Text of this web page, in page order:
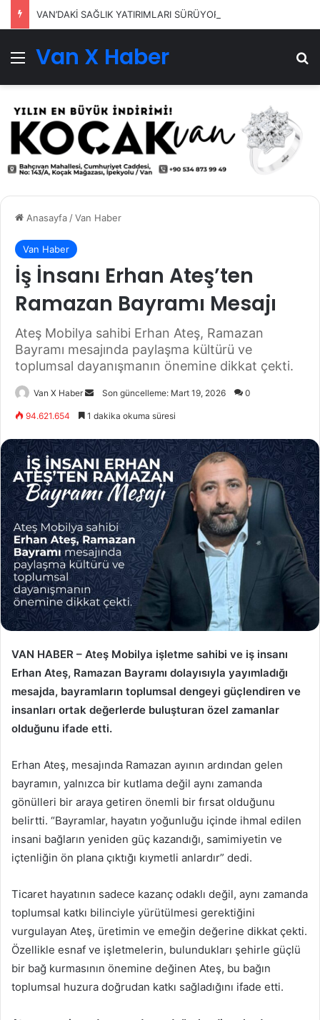
VAN’DAKİ SAĞLIK YATIRIMLARI SÜRÜYOR
Menü
Van X Haber
Anasayfa/Van Haber
Van Haber
İş İnsanı Erhan Ateş’ten
Ramazan Bayramı Mesajı
Ateş Mobilya sahibi Erhan Ateş, Ramazan
Bayramı mesajında paylaşma kültürü ve
toplumsal dayanışmanın önemine dikkat çekti.
Van X Haber
Bir
göndermek
Son güncelleme: Mart 19, 2026 0
94.621.654 1 dakika okuma süresi
VAN HABER – Ateş Mobilya işletme sahibi ve iş insanı
Erhan Ateş, Ramazan Bayramı dolayısıyla yayımladığı
mesajda, bayramların toplumsal dengeyi güçlendiren ve
insanları ortak değerlerde buluşturan özel zamanlar
olduğunu ifade etti.
Erhan Ateş, mesajında Ramazan ayının ardından gelen
bayramın, yalnızca bir kutlama değil aynı zamanda
gönülleri bir araya getiren önemli bir fırsat olduğunu
belirtti. “Bayramlar, hayatın yoğunluğu içinde ihmal edilen
insani bağların yeniden güç kazandığı, samimiyetin ve
içtenliğin ön plana çıktığı kıymetli anlardır” dedi.
Ticaret hayatının sadece kazanç odaklı değil, aynı zamanda
toplumsal katkı bilinciyle yürütülmesi gerektiğini
vurgulayan Ateş, üretimin ve emeğin değerine dikkat çekti.
Özellikle esnaf ve işletmelerin, bulundukları şehirle güçlü
bir bağ kurmasının önemine değinen Ateş, bu bağın
toplumsal huzura doğrudan katkı sağladığını ifade etti.